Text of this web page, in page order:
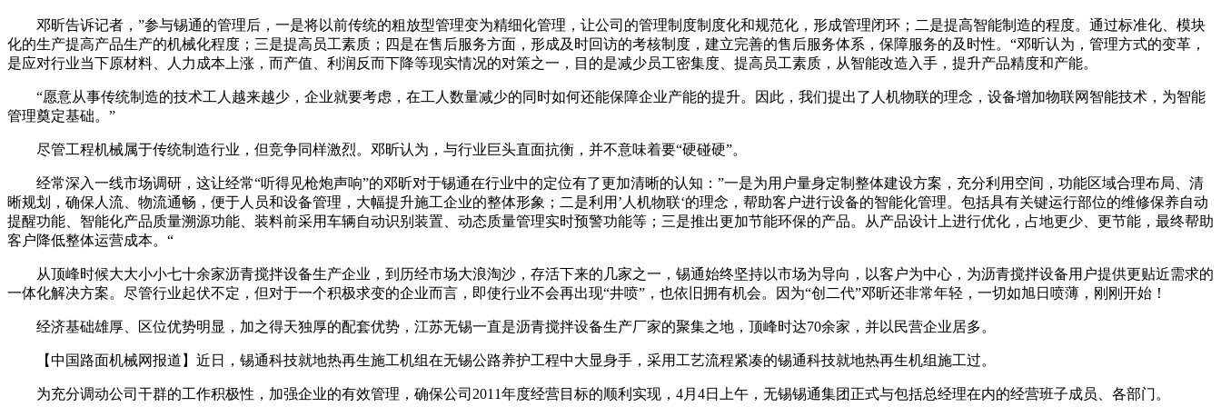
邓昕告诉记者，”参与锡通的管理后，一是将以前传统的粗放型管理变为精细化管理，让公司的管理制度制度化和规范化，形成管理闭环；二是提高智能制造的程度。通过标准化、模块
化的生产提高产品生产的机械化程度；三是提高员工素质；四是在售后服务方面，形成及时回访的考核制度，建立完善的售后服务体系，保障服务的及时性。“邓昕认为，管理方式的变革，
是应对行业当下原材料、人力成本上涨，而产值、利润反而下降等现实情况的对策之一，目的是减少员工密集度、提高员工素质，从智能改造入手，提升产品精度和产能。
“愿意从事传统制造的技术工人越来越少，企业就要考虑，在工人数量减少的同时如何还能保障企业产能的提升。因此，我们提出了人机物联的理念，设备增加物联网智能技术，为智能
管理奠定基础。”
尽管工程机械属于传统制造行业，但竞争同样激烈。邓昕认为，与行业巨头直面抗衡，并不意味着要“硬碰硬”。
经常深入一线市场调研，这让经常“听得见枪炮声响”的邓昕对于锡通在行业中的定位有了更加清晰的认知：”一是为用户量身定制整体建设方案，充分利用空间，功能区域合理布局、清
晰规划，确保人流、物流通畅，便于人员和设备管理，大幅提升施工企业的整体形象；二是利用’人机物联‘的理念，帮助客户进行设备的智能化管理。包括具有关键运行部位的维修保养自动
提醒功能、智能化产品质量溯源功能、装料前采用车辆自动识别装置、动态质量管理实时预警功能等；三是推出更加节能环保的产品。从产品设计上进行优化，占地更少、更节能，最终帮助
客户降低整体运营成本。“
从顶峰时候大大小小七十余家沥青搅拌设备生产企业，到历经市场大浪淘沙，存活下来的几家之一，锡通始终坚持以市场为导向，以客户为中心，为沥青搅拌设备用户提供更贴近需求的
一体化解决方案。尽管行业起伏不定，但对于一个积极求变的企业而言，即使行业不会再出现“井喷”，也依旧拥有机会。因为“创二代”邓昕还非常年轻，一切如旭日喷薄，刚刚开始！
经济基础雄厚、区位优势明显，加之得天独厚的配套优势，江苏无锡一直是沥青搅拌设备生产厂家的聚集之地，顶峰时达70余家，并以民营企业居多。
【中国路面机械网报道】近日，锡通科技就地热再生施工机组在无锡公路养护工程中大显身手，采用工艺流程紧凑的锡通科技就地热再生机组施工过。
为充分调动公司干群的工作积极性，加强企业的有效管理，确保公司2011年度经营目标的顺利实现，4月4日上午，无锡锡通集团正式与包括总经理在内的经营班子成员、各部门。